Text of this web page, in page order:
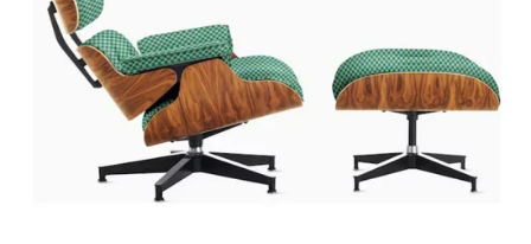
ベッド
デスク＆テーブル
シェルフ＆ストレージ
ベッドルーム
ゲーミング
ベストセラー
オフィスチェアガイド